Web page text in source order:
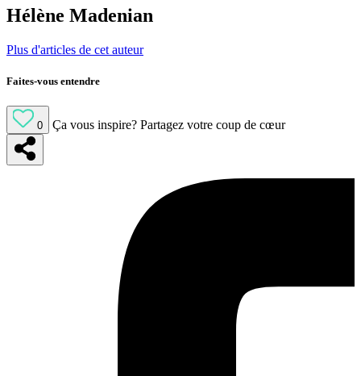
Hélène Madenian
Plus d'articles de cet auteur
Faites-vous entendre
0 Ça vous inspire? Partagez votre coup de cœur